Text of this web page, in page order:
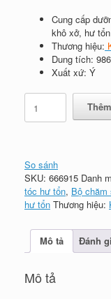
là:
820.000 ₫.
Cung cấp
khô xở, hư
Thương hiệu:
Dung tích:
Xuất xứ: Ý
Combo
Dầu
gội
xả
Karseell
Argan
Oil
986ml,
dưỡng
phục
hồi
So sánh
SKU: 666915 Danh
tóc hư tổn, Bộ chăm
hư tổn Thương hiệu:
Mô tả Đánh
Mô tả